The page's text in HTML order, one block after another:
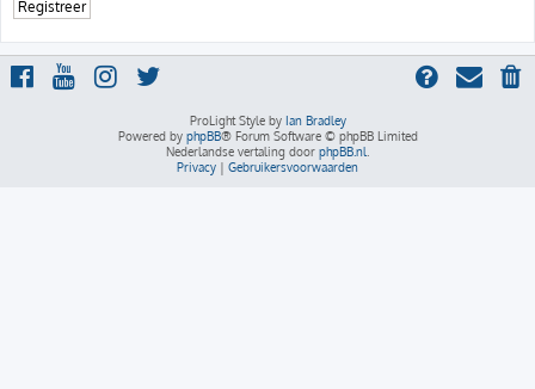
Registreer
ProLight Style by Ian Bradley
Powered by phpBB® Forum Software © phpBB Limited
Nederlandse vertaling door phpBB.nl
Privacy | Gebruikersvoorwaarden